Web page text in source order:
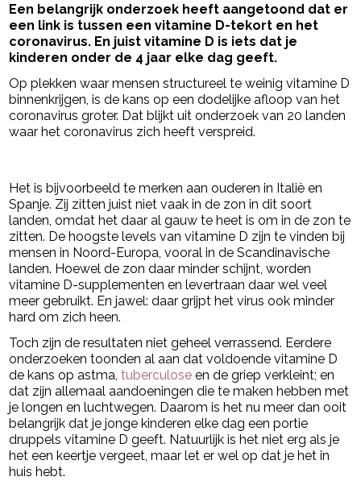
Een belangrijk onderzoek heeft aangetoond dat er
een link is tussen een vitamine D-tekort en het
coronavirus. En juist vitamine D is iets dat je
kinderen onder de 4 jaar elke dag geeft.
Op plekken waar mensen structureel te weinig vitamine D
binnenkrijgen, is de kans op een dodelijke afloop van het
coronavirus groter. Dat blijkt uit onderzoek van 20 landen
waar het coronavirus zich heeft verspreid.
Het is bijvoorbeeld te merken aan ouderen in Italië en
Spanje. Zij zitten juist niet vaak in de zon in dit soort
landen, omdat het daar al gauw te heet is om in de zon te
zitten. De hoogste levels van vitamine D zijn te vinden bij
mensen in Noord-Europa, vooral in de Scandinavische
landen. Hoewel de zon daar minder schijnt, worden
vitamine D-supplementen en levertraan daar wel veel
meer gebruikt. En jawel: daar grijpt het virus ook minder
hard om zich heen.
Toch zijn de resultaten niet geheel verrassend. Eerdere
onderzoeken toonden al aan dat voldoende vitamine D
de kans op astma,tuberculose en de griep verkleint; en
dat zijn allemaal aandoeningen die te maken hebben met
je longen en luchtwegen. Daarom is het nu meer dan ooit
belangrijk dat je jonge kinderen elke dag een portie
druppels vitamine D geeft. Natuurlijk is het niet erg als je
het een keertje vergeet, maar let er wel op dat je het in
huis hebt.